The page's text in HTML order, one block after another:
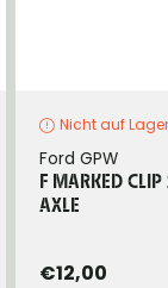
Nicht auf Lager
Ford GPW
F MARKED
AXLE
€12,00